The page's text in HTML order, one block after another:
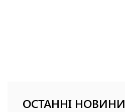
ОСТАННІ НОВИНИ